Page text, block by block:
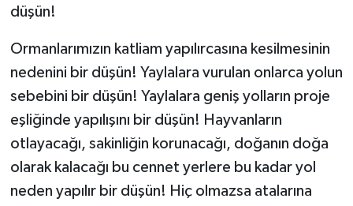
düşün!
Ormanlarımızın katliam yapılırcasına kesilmesinin
nedenini bir düşün! Yaylalara vurulan onlarca yolun
sebebini bir düşün! Yaylalara geniş yolların proje
eşliğinde yapılışını bir düşün! Hayvanların
otlayacağı, sakinliğin korunacağı, doğanın doğa
olarak kalacağı bu cennet yerlere bu kadar yol
neden yapılır bir düşün! Hiç olmazsa atalarına